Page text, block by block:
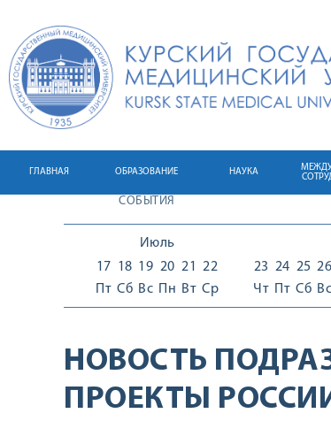
ГЛАВНАЯ ОБРАЗОВАНИЕ НАУКА
СОБЫТИЯ
Июль
17
Пт
18
Сб
19
Вс
20
Пн
21
Вт
22
Ср
23
Чт
24
Пт
25
Сб
26
Вс
НОВОСТЬ
ПРОЕКТЫ